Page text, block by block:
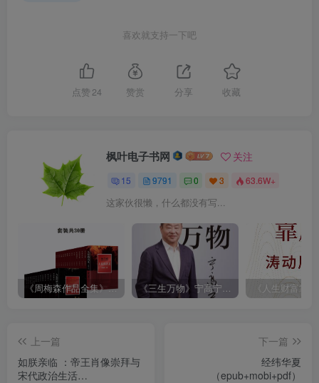
喜欢就支持一下吧
点赞 24 赞赏 分享 收藏
枫叶电子书网 关注
15 9791 0 3 63.6W+
这家伙很懒，什么都没有写...
《周梅森作品全集》[共30册] 《三生万物》宁高宁（epub+mobi+azw3+pdf）
上一篇
如朕亲临 ：帝王肖像崇拜与
宋代政治生活
下一篇
经纬华夏
（epub+mobi+pdf）